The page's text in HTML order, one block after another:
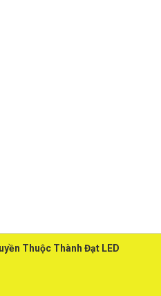
Thuộc Thành Đạt LED